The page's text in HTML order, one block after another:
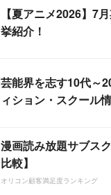
【夏アニメ2026】7
挙紹介！
芸能界を志す10代
ィション・スクール
漫画読み放題サブス
比較】
オリコン顧客満足度ランキング